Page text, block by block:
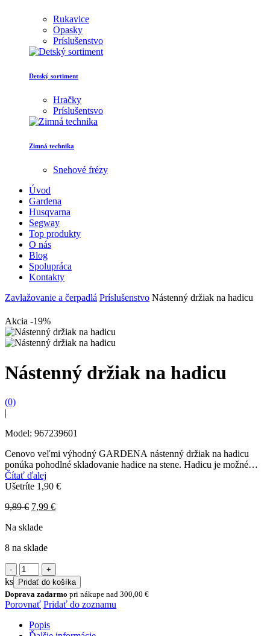
Rukavice
Opasky
Príslušenstvo
Detský sortiment
Hračky
Príslušentsvo
Zimná technika
Snehové frézy
Úvod
Gardena
Husqvarna
Segway
Top produkty
O nás
Blog
Spolupráca
Kontakty
Zavlažovanie a čerpadlá Príslušenstvo Nástenný držiak na hadicu
Akcia -19%
Nástenný držiak na hadicu
(0)
|
Model: 967239601
Cenovo veľmi výhodný GARDENA nástenný držiak na hadicu
ponúka pohodlné skladovanie hadice na stene. Hadicu je možné
ľahko a rýchlo vziať z držiaka. Obsahuje tiež...
Čítať ďalej
Ušetríte 1,90 €
9,89€ Original
was:
7,99 €Current
Na sklade
8 na sklade
množstvo
Nástenný
držiak
na
hadicu
ks
Pridať do košíka
Doprava zadarmo pri nákupe nad 300,00 €
Porovnať Pridať do zoznamu
Popis